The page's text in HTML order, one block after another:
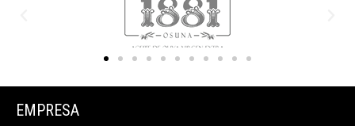
EMPRESA